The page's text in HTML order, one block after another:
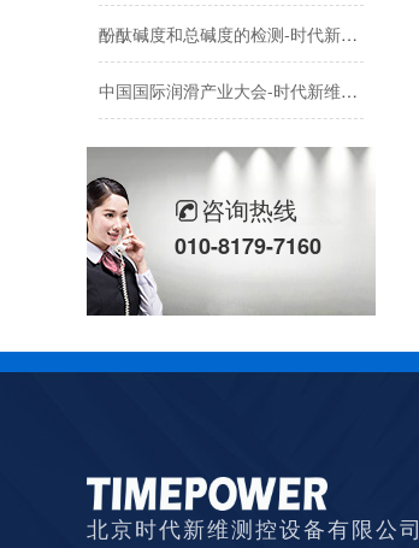
咨询热线
010-8179-7160
北京时代新维测控设备有限公司